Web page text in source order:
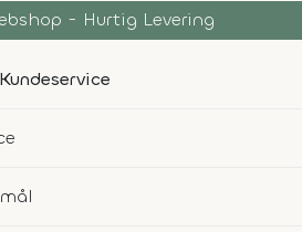
- Hurtig Levering
Kundeservice